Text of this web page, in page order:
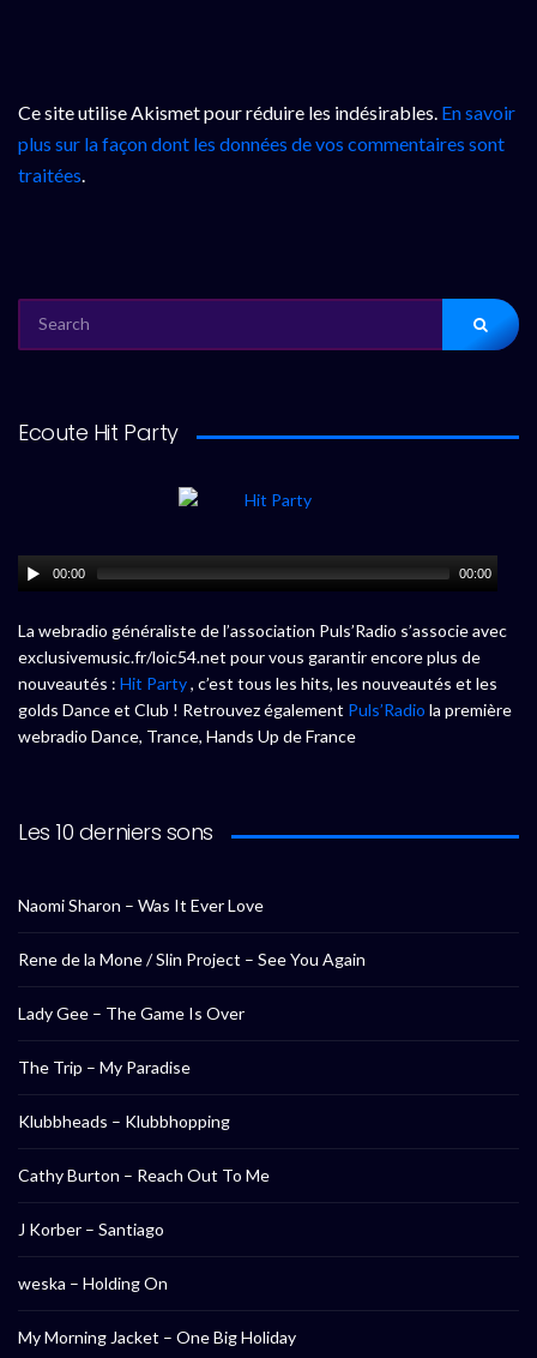
Ce site utilise Akismet pour réduire les indésirables. En savoir
plus sur la façon dont les données de vos commentaires sont
traitées.
FOR:
Ecoute Hit Party
00:00 00:00
La webradio généraliste de l’association Puls’Radio s’associe avec
exclusivemusic.fr/loic54.net pour vous garantir encore plus de
nouveautés : Hit Party, c’est tous les hits, les nouveautés et les
golds Dance et Club ! Retrouvez également Puls’Radio la première
webradio Dance, Trance, Hands Up de France
Les 10 derniers sons
Naomi Sharon – Was It Ever Love
Rene de la Mone / Slin Project – See You Again
Lady Gee – The Game Is Over
The Trip – My Paradise
Klubbheads – Klubbhopping
Cathy Burton – Reach Out To Me
J Korber – Santiago
weska – Holding On
My Morning Jacket – One Big Holiday